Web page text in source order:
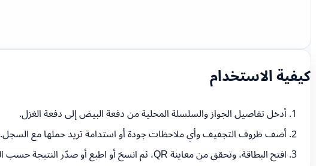
كيفية الاستخدام
أدخل تفاصيل الجواز والسلسلة المحلية من دفعة البيض إلى دفعة الغزل.
أضف ظروف التجفيف وأي ملاحظات جودة أو استدامة تريد حملها مع السجل.
افتح البطاقة، وتحقق من معاينة QR، ثم انسخ أو اطبع أو صدّر النتيجة حسب الحاجة.